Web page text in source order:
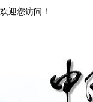
欢迎您访问！